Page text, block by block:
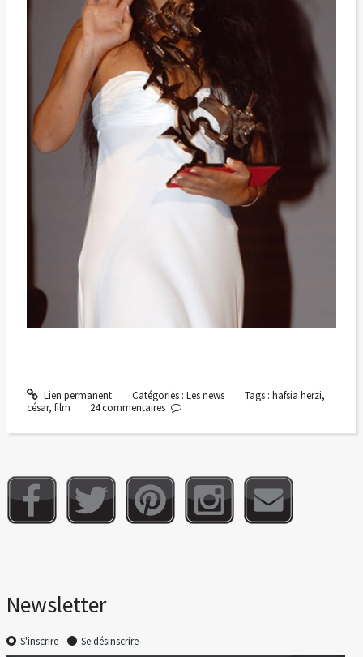
Lien permanent Catégories : Les news Tags : hafsia herzi,
césar, film 24commentaires
Newsletter
S'inscrire Se désinscrire